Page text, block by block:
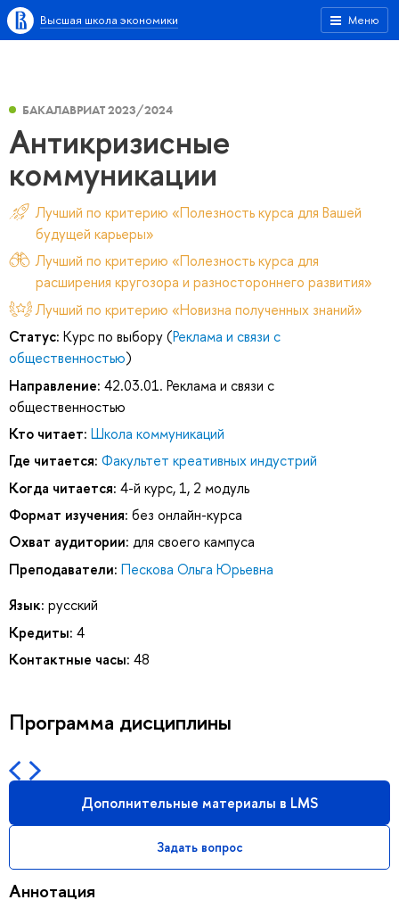
Меню
Высшая школа экономики
БАКАЛАВРИАТ 2023/2024
Антикризисные
коммуникации
Лучший по критерию «Полезность курса для Вашей
будущей карьеры»
Лучший по критерию «Полезность курса для
расширения кругозора и разностороннего развития»
Лучший по критерию «Новизна полученных знаний»
Статус: Курс по выбору (Реклама и связи с
общественностью)
Направление: 42.03.01. Реклама и связи с
общественностью
Кто читает: Школа коммуникаций
Где читается: Факультет креативных индустрий
Когда читается: 4-й курс, 1, 2 модуль
Формат изучения: без онлайн-курса
Охват аудитории: для своего кампуса
Преподаватели: Пескова Ольга Юрьевна
Язык: русский
Кредиты: 4
Контактные часы: 48
Программа дисциплины
Дополнительные материалы в LMS
Задать вопрос
Аннотация